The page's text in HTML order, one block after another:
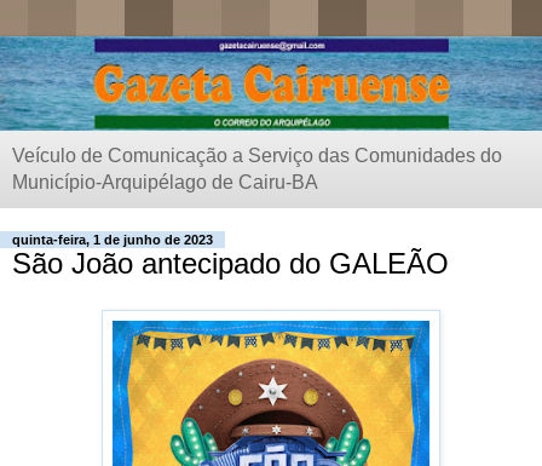
Veículo de Comunicação a Serviço das Comunidades do
Município-Arquipélago de Cairu-BA
quinta-feira, 1 de junho de 2023
São João antecipado do GALEÃO